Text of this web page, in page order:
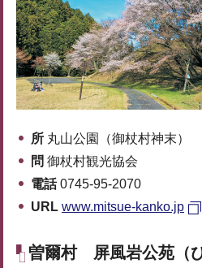
所 丸山公園（御杖村神末）
問 御杖村観光協会
電話0745-95-2070
URL www.mitsue-kanko.jp
曽爾村 屏風岩公苑（